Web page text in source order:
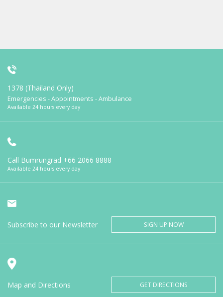
1378 (Thailand Only)
Emergencies - Appointments - Ambulance
Available 24 hours every day
Call Bumrungrad +66 2066 8888
Available 24 hours every day
Subscribe to our Newsletter SIGN UP NOW
Map and Directions GET DIRECTIONS